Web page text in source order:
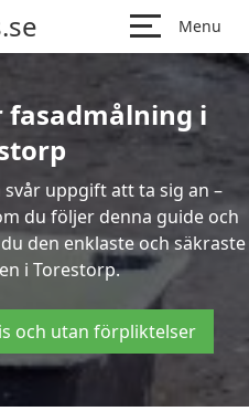
Menu
fasadmålning i
uppgift att ta sig an –
du följer denna guide och
den enklaste och säkraste
i Torestorp.
och utan förpliktelser